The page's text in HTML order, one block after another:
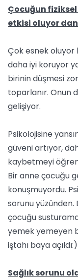
Çocuğun
etkisi oluyor
Çok esnek oluyor
daha iyi koruyor
birinin düşmesi
toparlanır. Onun
gelişiyor.
Psikolojisine
güveni artıyor,
kaybetmeyi
Bir anne çocuğu
konuşmuyordu.
sorunu yüzünden.
çocuğu
yemek yemeyen
iştahı baya açıldı:)
Sağlık sorunu